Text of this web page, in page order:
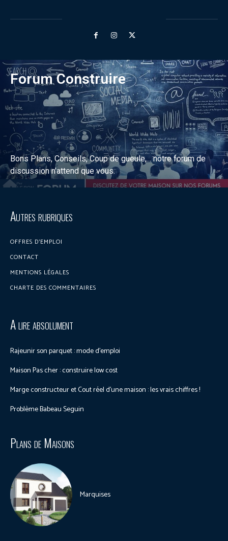
Forum Construire
Bons Plans, Conseils, Coup de gueule,... notre forum de
discussion n'attend que vous.
Autres rubriques
OFFRES D’EMPLOI
CONTACT
MENTIONS LÉGALES
CHARTE DES COMMENTAIRES
A lire absolument
Rajeunir son parquet : mode d’emploi
Maison Pas cher : construire low cost
Marge constructeur et Cout réel d’une maison : les vrais chiffres !
Problème Babeau Seguin
Plans de Maisons
Marquises